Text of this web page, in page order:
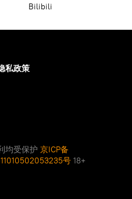
Bilibili
私政策
均受保护 京ICP备
号 18+